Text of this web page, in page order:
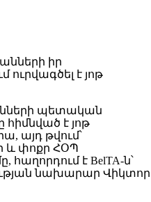
պետական
է յոթ
այդ թվում՝
և փոքր ՀՕՊ
է BelTA-ն՝
նախարար Վիկտոր